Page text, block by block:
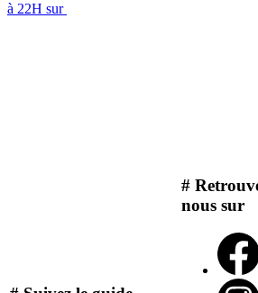
à 22H sur
#
nous sur